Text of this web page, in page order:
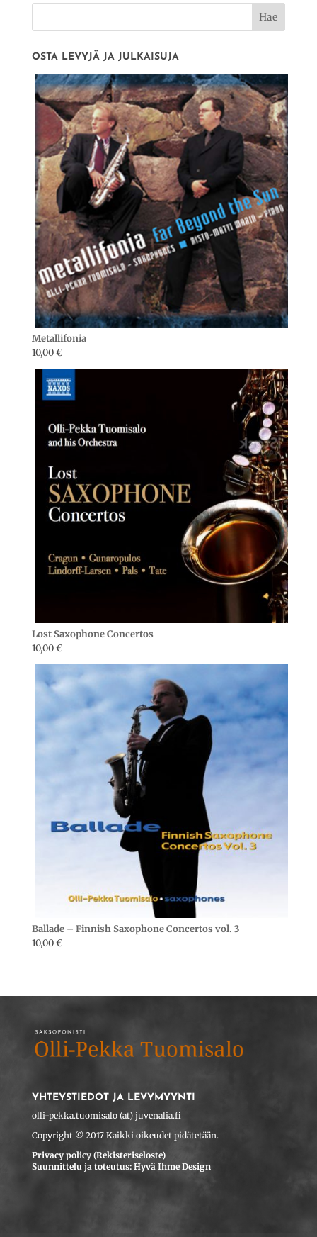
OSTA LEVYJÄ JA JULKAISUJA
Metallifonia
10,00€
Lost Saxophone Concertos
10,00€
Ballade – Finnish Saxophone Concertos vol. 3
10,00€
YHTEYSTIEDOT JA LEVYMYYNTI
olli-pekka.tuomisalo (at) juvenalia.fi
Copyright © 2017 Kaikki oikeudet pidätetään.
Privacy policy (Rekisteriseloste)
Suunnittelu ja toteutus: Hyvä Ihme Design